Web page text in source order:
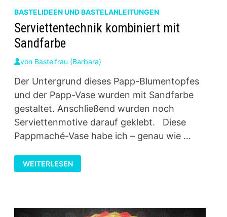
BASTELIDEEN UND BASTELANLEITUNGEN
Serviettentechnik kombiniert mit
Sandfarbe
von Bastelfrau (Barbara)
Der Untergrund dieses Papp-Blumentopfes
und der Papp-Vase wurden mit Sandfarbe
gestaltet. Anschließend wurden noch
Serviettenmotive darauf geklebt. Diese
Pappmaché-Vase habe ich – genau wie …
SERVIETTENTECHNIK
KOMBINIERT
MIT
WEITERLESEN